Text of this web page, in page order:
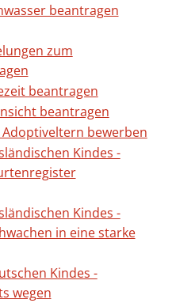
beantragen
zum
beantragen
beantragen
bewerben
Kindes -
Kindes -
in eine starke
Kindes -
wegen